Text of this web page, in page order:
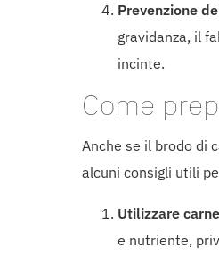
Prevenzione
gravidanza, il
incinte.
Come
Anche se il brodo di
alcuni consigli utili
Utilizzare
e nutriente,